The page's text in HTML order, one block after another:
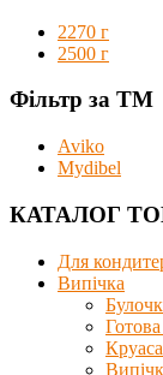
2270 г
2500 г
Фільтр за ТМ
Aviko
Mydibel
КАТАЛОГ
Для
Випічка